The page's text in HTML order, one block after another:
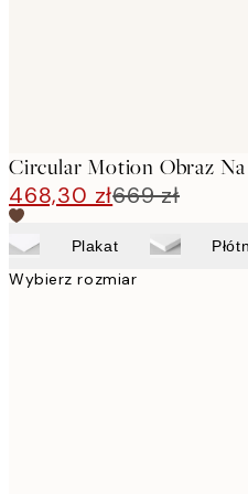
Circular Motion Obraz Na
468,30 zł669 zł
Plakat
Wybierz rozmiar